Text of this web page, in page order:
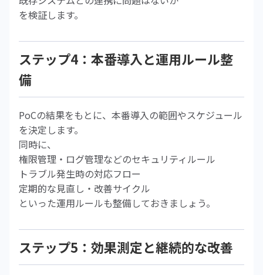
を検証します。
ステップ4：本番導入と運用ルール整
備
PoCの結果をもとに、本番導入の範囲やスケジュール
を決定します。
同時に、
権限管理・ログ管理などのセキュリティルール
トラブル発生時の対応フロー
定期的な見直し・改善サイクル
といった運用ルールも整備しておきましょう。
ステップ5：効果測定と継続的な改善